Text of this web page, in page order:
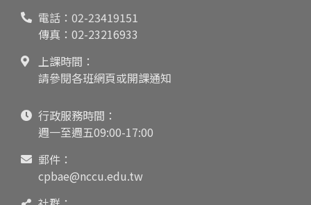
電話： 02-23419151
傳真：02-23216933
上課時間：
請參閱各班網頁或開課通知
行政服務時間：
週一至週五09:00-17:00
郵件：
cpbae@nccu.edu.tw